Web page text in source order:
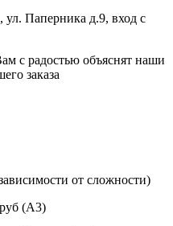
Паперника д.9, вход с
с радостью объяснят наши
заказа
от сложности)
(А3)